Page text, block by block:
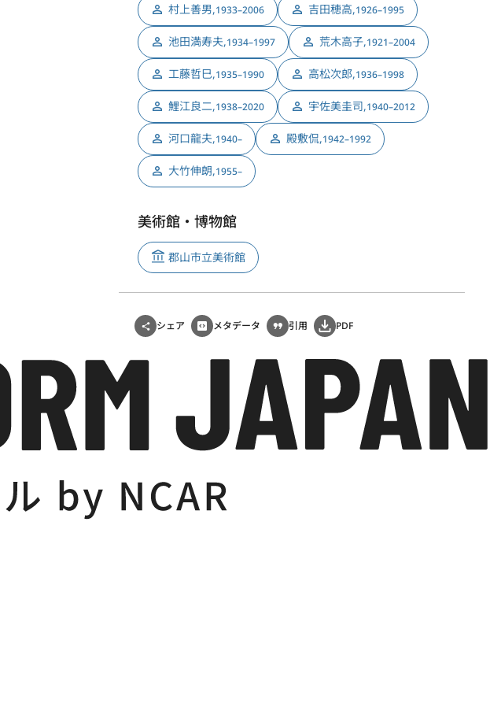
村上善男,1933–2006 吉田穂高,1926–1995
池田満寿夫,1934–1997 荒木高子,1921–2004
工藤哲巳,1935–1990 高松次郎,1936–1998
鯉江良二,1938–2020 宇佐美圭司,1940–2012
河口龍夫,1940– 殿敷侃,1942–1992
大竹伸朗,1955–
美術館・博物館
郡山市立美術館
シェア メタデータ 引用 PDF